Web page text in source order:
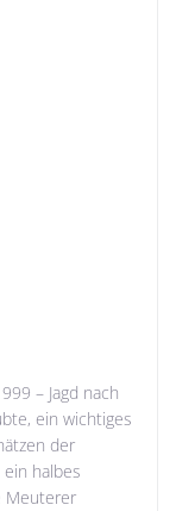
– Jagd nach
ein wichtiges
der
halbes
Meuterer